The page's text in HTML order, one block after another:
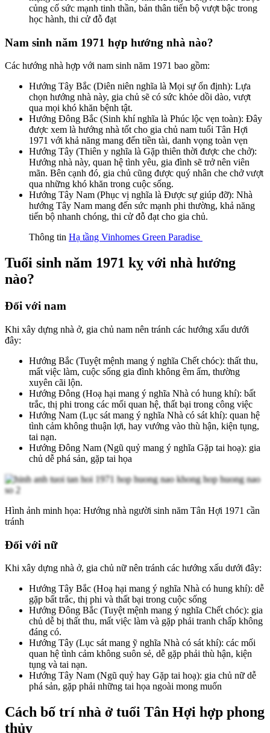
củng cố sức mạnh tinh thần, bản thân tiến bộ vượt bậc trong
học hành, thi cử đỗ đạt
Nam sinh năm 1971 hợp hướng nhà nào?
Các hướng nhà hợp với nam sinh năm 1971 bao gồm:
Hướng Tây Bắc (Diên niên nghĩa là Mọi sự ổn định): Lựa
chọn hướng nhà này, gia chủ sẽ có sức khỏe dồi dào, vượt
qua mọi khó khăn bệnh tật.
Hướng Đông Bắc (Sinh khí nghĩa là Phúc lộc vẹn toàn): Đây
được xem là hướng nhà tốt cho gia chủ nam tuổi Tân Hợi
1971 với khả năng mang đến tiền tài, danh vọng toàn vẹn
Hướng Tây (Thiên y nghĩa là Gặp thiên thời được che chở):
Hướng nhà này, quan hệ tình yêu, gia đình sẽ trở nên viên
mãn. Bên cạnh đó, gia chủ cũng được quý nhân che chở vượt
qua những khó khăn trong cuộc sống.
Hướng Tây Nam (Phục vị nghĩa là Được sự giúp đỡ): Nhà
hướng Tây Nam mang đến sức mạnh phi thường, khả năng
tiến bộ nhanh chóng, thi cử đỗ đạt cho gia chủ.
Thông tin Hạ tầng Vinhomes Green Paradise
Tuổi sinh năm 1971 kỵ với nhà hướng
nào?
Đối với nam
Khi xây dựng nhà ở, gia chủ nam nên tránh các hướng xấu dưới
đây:
Hướng Bắc (Tuyệt mệnh mang ý nghĩa Chết chóc): thất thu,
mất việc làm, cuộc sống gia đình không êm ấm, thường
xuyên cãi lộn.
Hướng Đông (Hoạ hại mang ý nghĩa Nhà có hung khí): bất
trắc, thị phi trong các mối quan hệ, thất bại trong công việc
Hướng Nam (Lục sát mang ý nghĩa Nhà có sát khí): quan hệ
tình cảm không thuận lợi, hay vướng vào thù hận, kiện tụng,
tai nạn.
Hướng Đông Nam (Ngũ quỷ mang ý nghĩa Gặp tai hoạ): gia
chủ dễ phá sản, gặp tai họa
Hình ảnh minh họa: Hướng nhà người sinh năm Tân Hợi 1971 cần
tránh
Đối với nữ
Khi xây dựng nhà ở, gia chủ nữ nên tránh các hướng xấu dưới đây:
Hướng Tây Bắc (Hoạ hại mang ý nghĩa Nhà có hung khí): dễ
gặp bất trắc, thị phi và thất bại trong cuộc sống
Hướng Đông Bắc (Tuyệt mệnh mang ý nghĩa Chết chóc): gia
chủ dễ bị thất thu, mất việc làm và gặp phải tranh chấp không
đáng có.
Hướng Tây (Lục sát mang ỹ nghĩa Nhà có sát khí): các mối
quan hệ tình cảm không suôn sẻ, dễ gặp phải thù hận, kiện
tụng và tai nạn.
Hướng Tây Nam (Ngũ quỷ hay Gặp tai hoạ): gia chủ nữ dễ
phá sản, gặp phải những tai họa ngoài mong muốn
Cách bố trí nhà ở tuổi Tân Hợi hợp phong
thủy